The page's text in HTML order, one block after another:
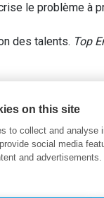
le problème à
des talents. Top
on this site
to collect and analyse
social media
and advertisements.